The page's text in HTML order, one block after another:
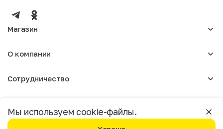
Пол
Мужской
Мы используем cookie-файлы.
Москва
Магазин
Мужское
О компании
Отзывы
Магазины
Сотрудничество
Реклама
Доставка и оплата
Бонусная программа